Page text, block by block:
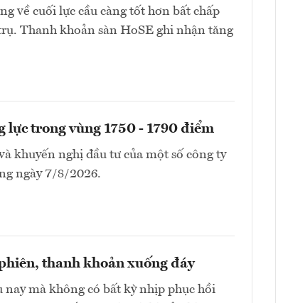
về cuối lực cầu càng tốt hơn bất chấp
Thanh khoản sàn HoSE ghi nhận tăng
trong vùng 1750 - 1790 điểm
khuyến nghị đầu tư của một số công ty
ngày 7/8/2026.
thanh khoản xuống đáy
mà không có bất kỳ nhịp phục hồi